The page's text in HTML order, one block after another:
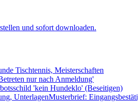
und sofort downloaden.
Tischtennis, Meisterschaften
nur nach Anmeldung'
'kein Hundeklo' (Beseitigen)
Musterbrief: